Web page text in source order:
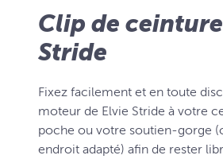
Clip de
Stride
Fixez facilement et en toute
moteur de Elvie Stride à votre
poche ou votre soutien-gorge
endroit adapté) afin de rester